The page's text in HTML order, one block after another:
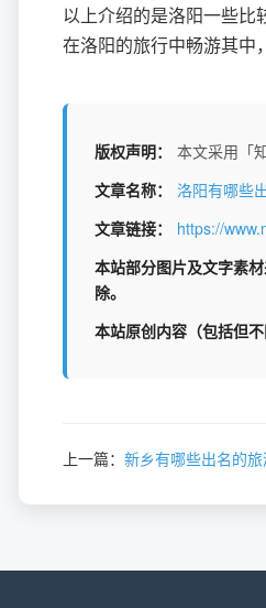
以上介绍的是洛阳一些比
在洛阳的旅行中畅游其中
版权声明：
本文采用「
文章名称：
洛阳有哪些
文章链接：
https://
本站部分图片及文字素
除。
本站原创内容（包括但
上一篇： 新乡有哪些出名的